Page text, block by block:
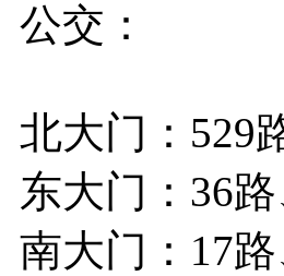
公交：
北大门：529
东大门：36
南大门：17